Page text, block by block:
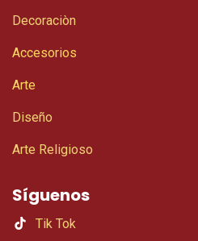
Decoraciòn
Accesorios
Arte
Diseño
Arte Religioso
Síguenos
Tik Tok